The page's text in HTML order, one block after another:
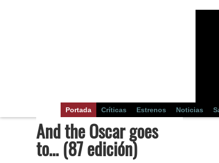
Portada Críticas Estrenos Noticias
And the Oscar goes
to… (87 edición)